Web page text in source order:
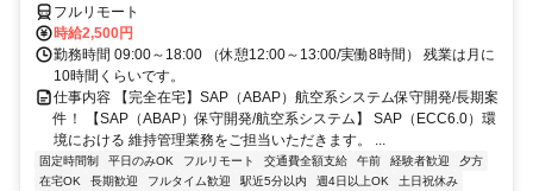
フルリモート
時給2,500円
勤務時間 09:00～18:00 （休憩12:00～13:00/実働8時間） 残業は月に
10時間くらいです。
仕事内容 【完全在宅】SAP（ABAP）航空系システム保守開発/長期案
件！ 【SAP（ABAP）保守開発/航空系システム】 SAP（ECC6.0）環
境における 維持管理業務をご担当いただきます。 ...
固定時間制 平日のみOK フルリモート 交通費全額支給 午前 経験者歓迎
夕方
在宅OK
長期歓迎 フルタイム歓迎 駅近5分以内 週4日以上OK 土日祝休み